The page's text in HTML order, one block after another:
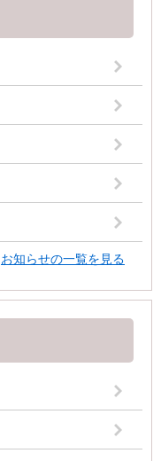
お知らせの一覧を見る